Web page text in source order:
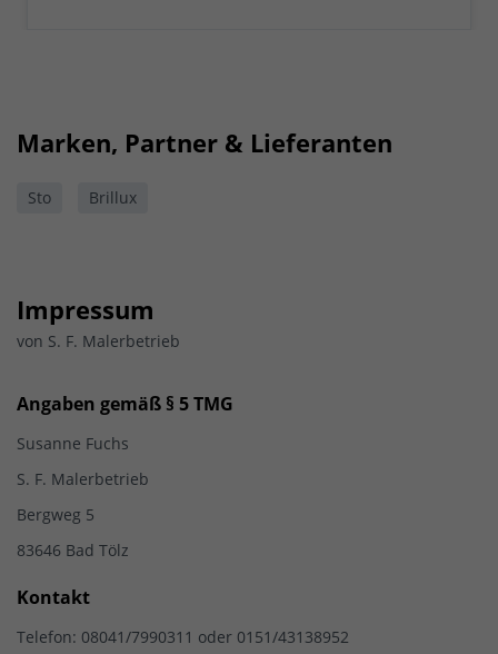
Marken, Partner & Lieferanten
Sto Brillux
Impressum
von S. F. Malerbetrieb
Angaben gemäß § 5 TMG
Susanne Fuchs
S. F. Malerbetrieb
Bergweg 5
83646 Bad Tölz
Kontakt
Telefon: 08041/7990311 oder 0151/43138952